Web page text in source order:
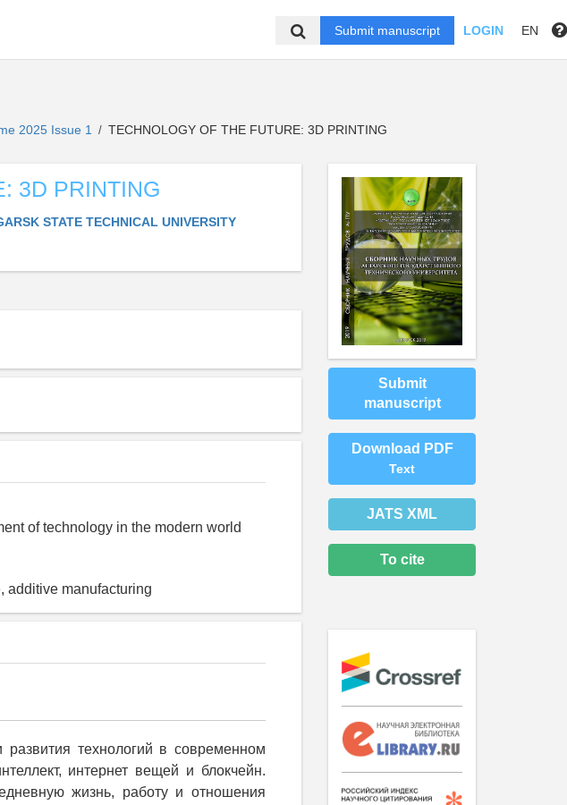
Submit manuscript LOGIN EN
2025 Issue 1 / TECHNOLOGY OF THE FUTURE: 3D PRINTING
3D PRINTING
STATE TECHNICAL UNIVERSITY
of technology in the modern world
additive manufacturing
технологий в современном
интернет вещей и блокчейн.
жизнь, работу и отношения
Submit
manuscript
Download PDF
Text
JATS XML
To cite